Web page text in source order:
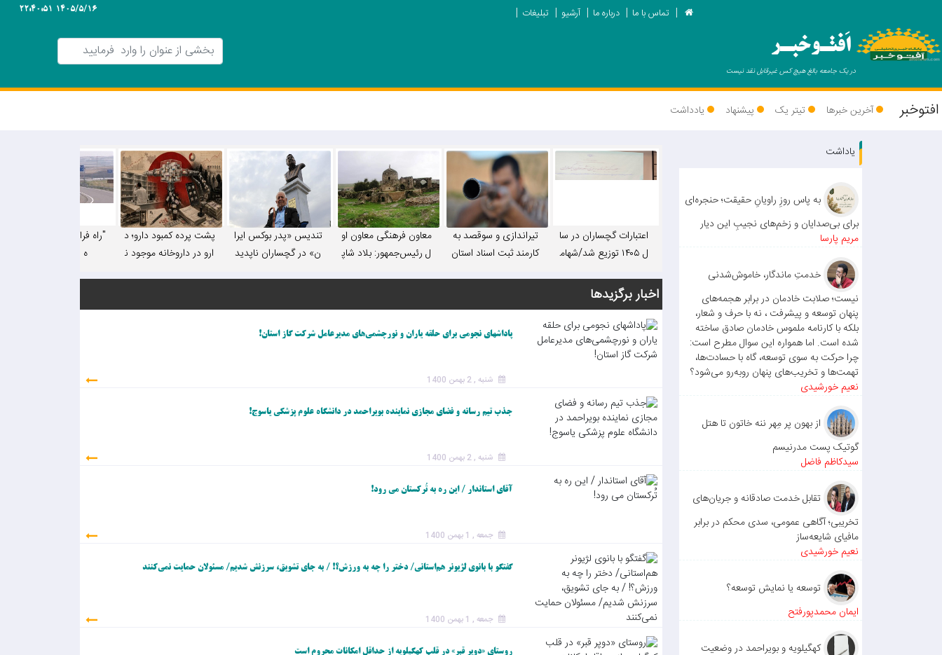
تماس با ما درباره ما آرشیو تبلیغات 1405/5/16 22:40:51
اَفتـوخبـر
در یک جامعه بالغ هیچ کس غیرقابل نقد نیست
افتوخبر آخرین خبرها تیتر یک پیشنهاد یادداشت
یاداشت
به پاس روزِ راویانِ حقیقت؛ حنجره‌ای
برای بی‌صدایان و زخم‌های نجیبِ این دیار
مریم پارسا
خدمتِ ماندگار، خاموش‌شدنی
نیست؛ صلابت خادمان در برابر هجمه‌های
پنهان توسعه و پیشرفت ، نه با حرف و شعار،
بلکه با کارنامه ملموس خادمان صادق ساخته
شده است. اما همواره این سوال مطرح است:
چرا حرکت به سوی توسعه، گاه با حسادت‌ها،
تهمت‌ها و تخریب‌های پنهان روبه‌رو می‌شود؟
نعیم خورشیدی
از بهون پر مِهر ننه خاتون تا هتل
گوتیک پست مدرنیسم
سیدکاظم فاضل
تقابل خدمت صادقانه و جریان‌های
تخریبی؛ آگاهی عمومی، سدی محکم در برابر
مافیای شایعه‌ساز
نعیم خورشیدی
توسعه یا نمایش توسعه؟
ایمان محمدپورفتح
کهگیلویه و بویراحمد در وضعیت
اعتبارات گچساران در سا
ل ۱۴۰۵ توزیع شد/شهام
ستانی و استانی ارزیابی
می‌شود/ مهم‌ترین مشک
لات پروژه‌های عمرانی ا
ستان از دید سازمان برنا
مه و بودجه چیست؟!/ م
کل: ریال‌به‌ریال اعتبارات گ
چساران را برای مدیران
شهرستانی تشریح کنید
تیراندازی و سوقصد به
کارمند ثبت اسناد استان
معاون فرهنگی معاون او
ل رئیس‌جمهور: بلاد شاپ
را دارد
تندیس «پدر بوکس ایرا
ن» در گچساران ناپدید
پشت پرده کمبود دارو؛ د
ارو در داروخانه موجود ن
به ۶-۷ ماه رسیده اس
"راه فرار" دشت روم یا را
ه فرار از قائده!
اخبار برگزیدها
پاداشهای نجومی برای حلقه یاران و نورچشمی‌های مدیرعامل شرکت گاز استان!
شنبه , 2 بهمن 1400
جذب تیم رسانه و فضای مجازی نماینده بویراحمد در دانشگاه علوم پزشکی یاسوج!
شنبه , 2 بهمن 1400
آقای استاندار / این ره به تُرکستان می رود!
جمعه , 1 بهمن 1400
گفتگو با بانوی لژیونر هم‌استانی/ دختر را چه به ورزش؟! / به جای تشویق، سرزنش شدیم/ مسئولان حمایت نمی‌کنند
جمعه , 1 بهمن 1400
روستای «دوپر قبر» در قلب کهگیلویه از حداقل امکانات محروم است